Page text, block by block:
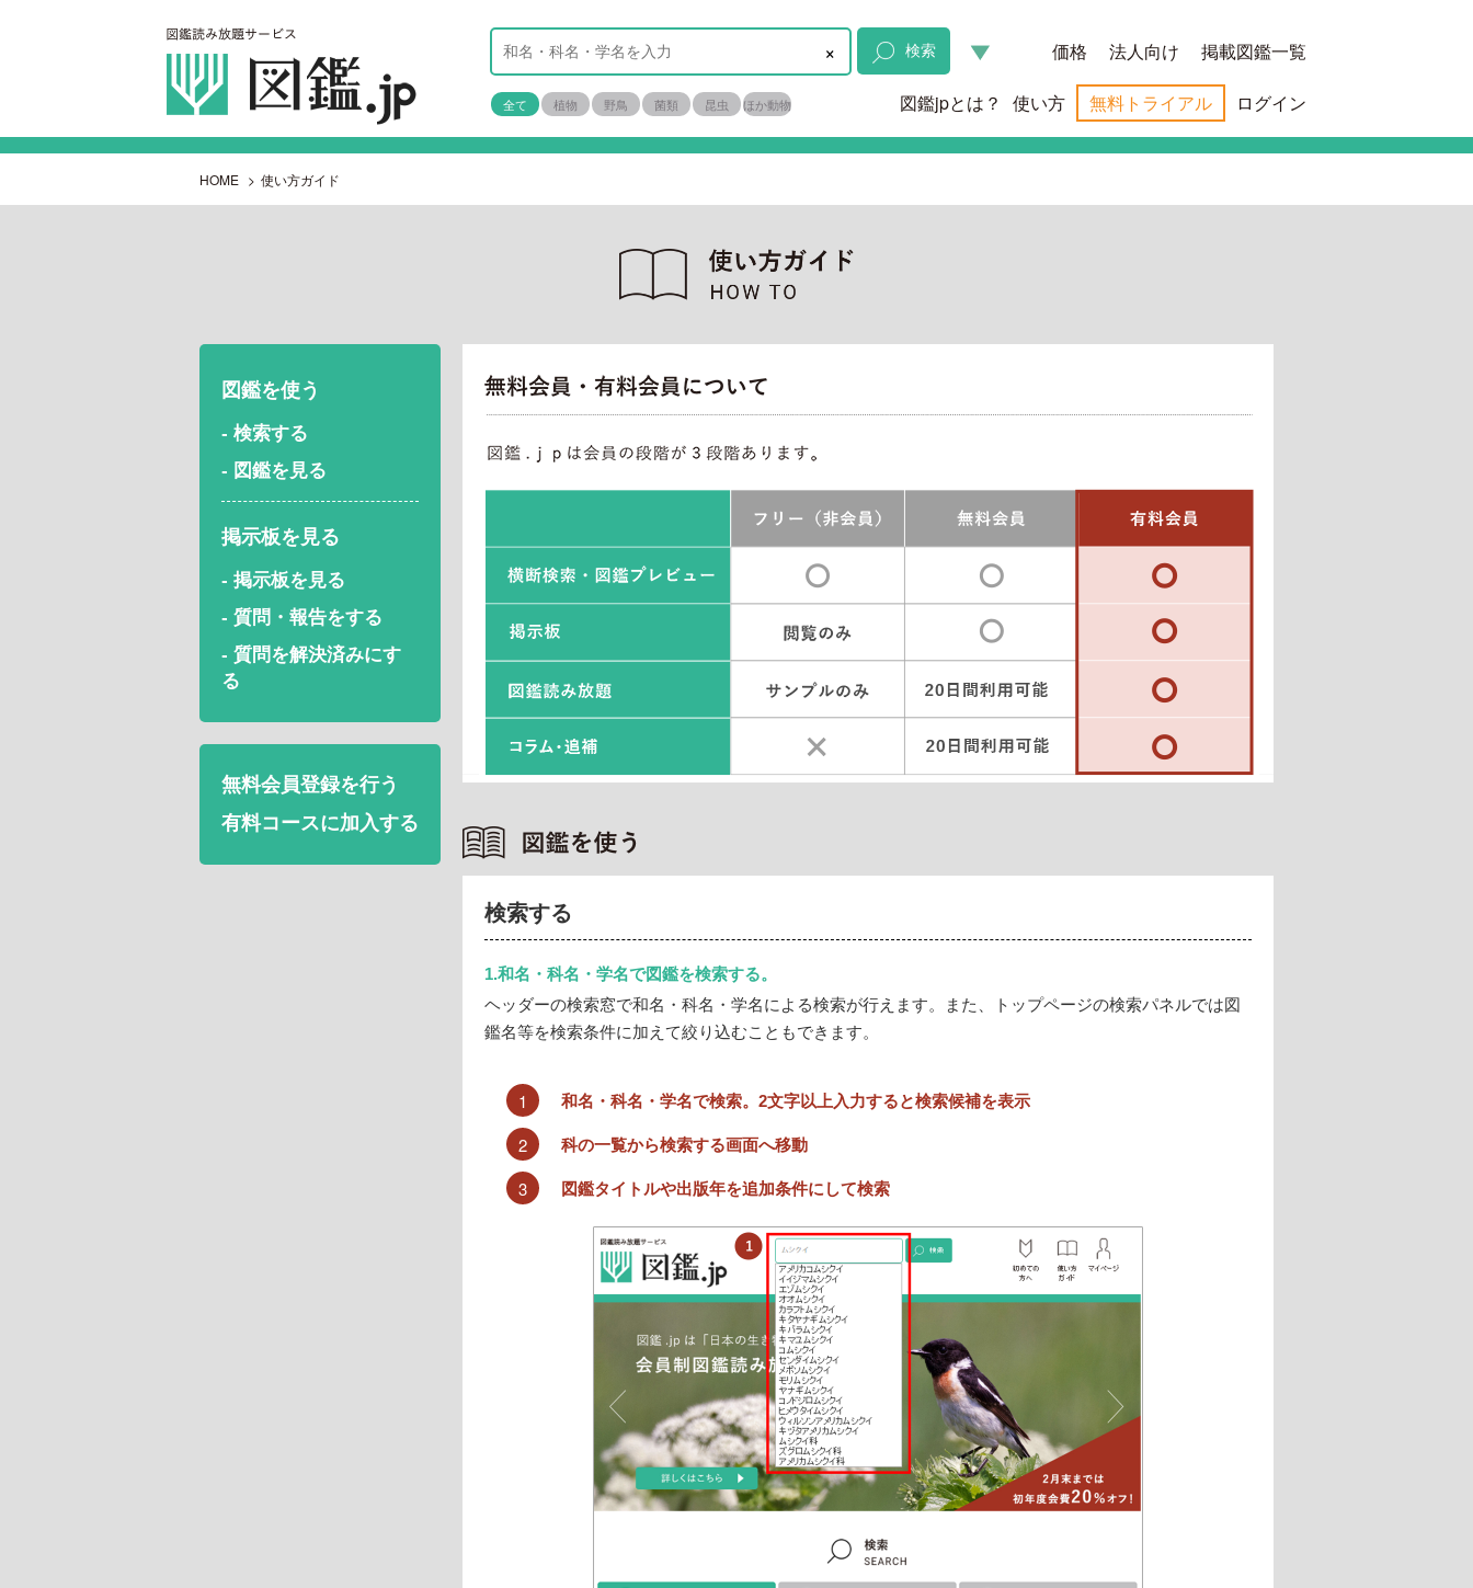
× 検索
全て 植物 野鳥 菌類 昆虫 ほか動物
価格 法人向け 掲載図鑑一覧
図鑑jpとは？ 使い方 無料トライアル ログイン
HOME > 使い方ガイド
図鑑を使う
- 検索する
- 図鑑を見る
掲示板を見る
- 掲示板を見る
- 質問・報告をする
- 質問を解決済みにす
る
無料会員登録を行う
有料コースに加入する
検索する
1.和名・科名・学名で図鑑を検索する。
ヘッダーの検索窓で和名・科名・学名による検索が行えます。また、トップページの検索パネルでは図
鑑名等を検索条件に加えて絞り込むこともできます。
1 和名・科名・学名で検索。2文字以上入力すると検索候補を表示
2 科の一覧から検索する画面へ移動
3 図鑑タイトルや出版年を追加条件にして検索